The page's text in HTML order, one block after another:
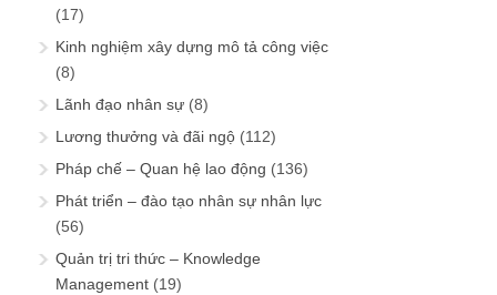
(17)
Kinh nghiệm xây dựng mô tả công việc
(8)
Lãnh đạo nhân sự (8)
Lương thưởng và đãi ngộ (112)
Pháp chế – Quan hệ lao động (136)
Phát triển – đào tạo nhân sự nhân lực
(56)
Quản trị tri thức – Knowledge
Management (19)